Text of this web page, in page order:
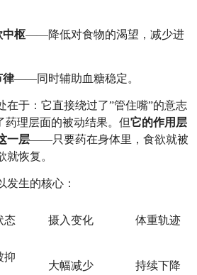
中枢——降低对食物的渴望，减少进
律——同时辅助血糖稳定。
在于：它直接绕过了”管住嘴”的意志
药理层面的被动结果。但它的作用层
一层——只要药在身体里，食欲就被
就恢复。
发生的核心：
态 摄入变化 体重轨迹
抑
大幅减少 持续下降